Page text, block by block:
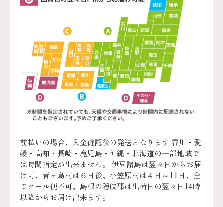
前払いの場合、入金確認後の発送となります 香川・愛
媛・高知・長崎・鹿児島・沖縄・北海道の一部地域で
は時間指定が出来ません。 伊豆諸島は翌々日からお届
け可、青ヶ島村は６日後、小笠原村は４日～11日、全
てクール便不可、島根の隠岐郡は出荷日の翌々日14時
以降からお届け出来ます。